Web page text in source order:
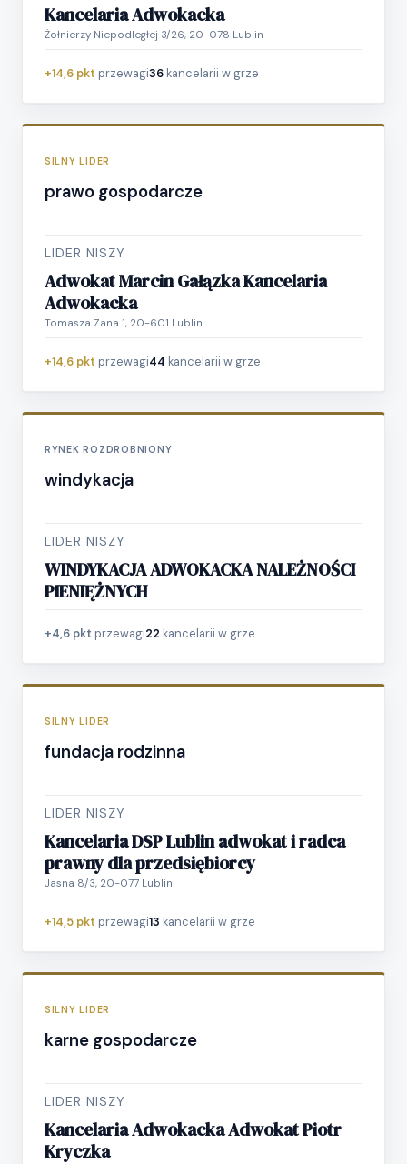
Kancelaria Adwokacka
Żołnierzy Niepodległej 3/26, 20-078 Lublin
+14,6 pkt przewagi36 kancelarii w grze
SILNY LIDER
prawo gospodarcze
LIDER NISZY
Adwokat Marcin Gałązka Kancelaria
Adwokacka
Tomasza Zana 1, 20-601 Lublin
+14,6 pkt przewagi44 kancelarii w grze
RYNEK ROZDROBNIONY
windykacja
LIDER NISZY
WINDYKACJA ADWOKACKA NALEŻNOŚCI
PIENIĘŻNYCH
+4,6 pkt przewagi22 kancelarii w grze
SILNY LIDER
fundacja rodzinna
LIDER NISZY
Kancelaria DSP Lublin adwokat i radca
prawny dla przedsiębiorcy
Jasna 8/3, 20-077 Lublin
+14,5 pkt przewagi13 kancelarii w grze
SILNY LIDER
karne gospodarcze
LIDER NISZY
Kancelaria Adwokacka Adwokat Piotr
Kryczka